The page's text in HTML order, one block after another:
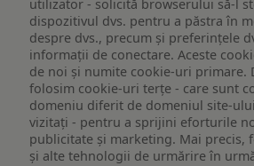
utilizator - solicită browserului să-l
dispozitivul dvs. pentru a păstra în
despre dvs., precum și preferințele
informații de conectare. Aceste
de noi și numite cookie-uri primare.
folosim cookie-uri terțe - care sunt
domeniu diferit de domeniul site-
vizitați - pentru a sprijini eforturile
publicitate și marketing. Mai precis,
și alte tehnologii de urmărire în